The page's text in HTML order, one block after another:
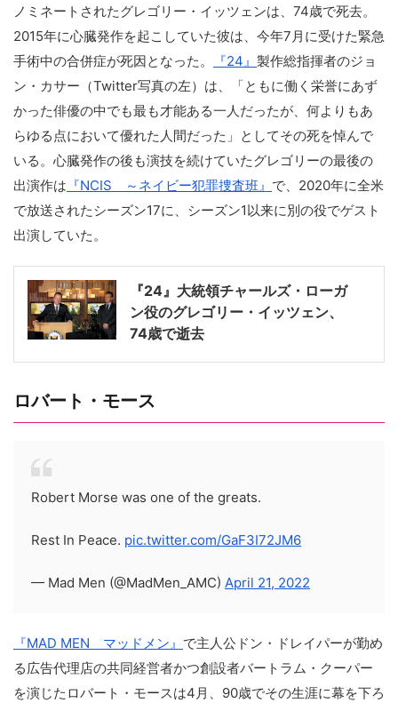
ノミネートされたグレゴリー・イッツェンは、74歳で死去。
2015年に心臓発作を起こしていた彼は、今年7月に受けた緊急
手術中の合併症が死因となった。
『24』 製作総指揮者のジョ
ン・カサー（Twitter写真の左）は、「ともに働く栄誉にあず
かった俳優の中でも最も才能ある一人だったが、何よりもあ
らゆる点において優れた人間だった」としてその死を悼んで
いる。心臓発作の後も演技を続けていたグレゴリーの最後の
出演作は 『NCIS ～ネイビー犯罪捜査班』 で、2020年に全米
で放送されたシーズン17に、シーズン1以来に別の役でゲスト
出演していた。
『24』大統領チャールズ・ローガ
ン役のグレゴリー・イッツェン、
74歳で逝去
ロバート・モース
Robert Morse was one of the greats.
Rest In Peace. pic.twitter.com/GaF3I72JM6
— Mad Men (@MadMen_AMC) April 21, 2022
『MAD MEN マッドメン』 で主人公ドン・ドレイパーが勤め
る広告代理店の共同経営者かつ創設者バートラム・クーパー
を演じたロバート・モースは4月、90歳でその生涯に幕を下ろ